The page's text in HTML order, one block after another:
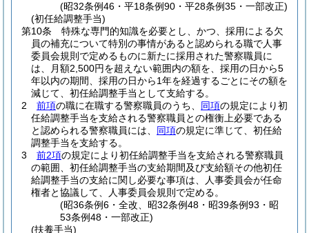
(昭32条例46・平18条例90・平28条例35・一部改正)
(初任給調整手当)
第10条
特殊な専門的知識を必要とし、かつ、採用による欠
員の補充について特別の事情があると認められる職で人事
委員会規則で定めるものに新たに採用された警察職員に
は、月額2,500円を超えない範囲内の額を、採用の日から5
年以内の期間、採用の日から1年を経過するごとにその額を
減じて、初任給調整手当として支給する。
2
前項の職に在職する警察職員のうち、 同項の規定により初
任給調整手当を支給される警察職員との権衡上必要である
と認められる警察職員には、 同項の規定に準じて、初任給
調整手当を支給する。
3
前2項の規定により初任給調整手当を支給される警察職員
の範囲、初任給調整手当の支給期間及び支給額その他初任
給調整手当の支給に関し必要な事項は、人事委員会が任命
権者と協議して、人事委員会規則で定める。
(昭36条例6・全改、昭32条例48・昭39条例93・昭
53条例48・一部改正)
(扶養手当)